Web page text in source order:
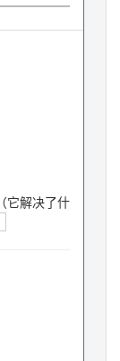
它解决了什